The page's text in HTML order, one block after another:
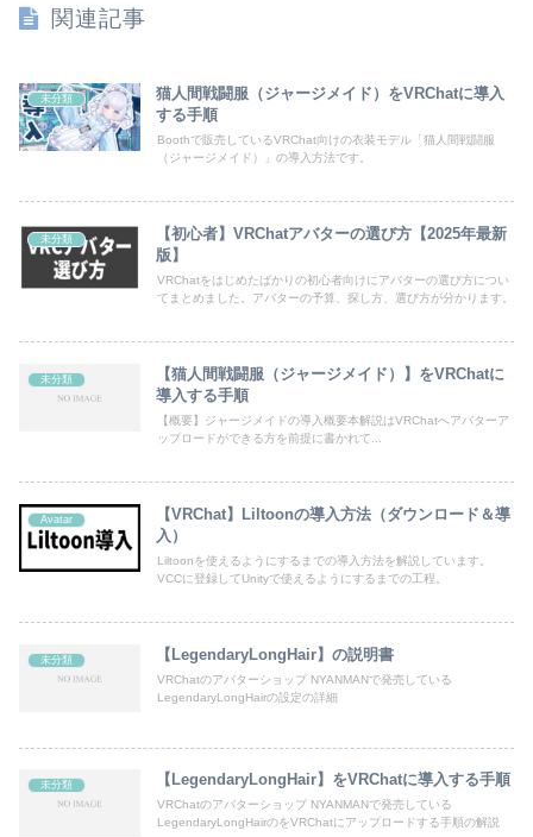
関連記事
未分類
猫人間戦闘服（ジャージメイド）をVRChatに導入
する手順
Boothで販売しているVRChat向けの衣装モデル「猫人間戦闘服
（ジャージメイド）」の導入方法です。
未分類
【初心者】VRChatアバターの選び方【2025年最新
版】
VRChatをはじめたばかりの初心者向けにアバターの選び方につい
てまとめました。アバターの予算、探し方、選び方が分かります。
未分類
【猫人間戦闘服（ジャージメイド）】をVRChatに
導入する手順
【概要】ジャージメイドの導入概要本解説はVRChatへアバターア
ップロードができる方を前提に書かれて...
Avatar
【VRChat】Liltoonの導入方法（ダウンロード＆導
入）
Liltoonを使えるようにするまでの導入方法を解説しています。
VCCに登録してUnityで使えるようにするまでの工程。
未分類 【LegendaryLongHair】の説明書
VRChatのアバターショップ NYANMANで発売している
LegendaryLongHairの設定の詳細
未分類 【LegendaryLongHair】をVRChatに導入する手順
VRChatのアバターショップ NYANMANで発売している
LegendaryLongHairのをVRChatにアップロードする手順の解説